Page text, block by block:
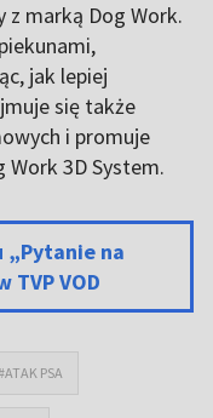
z marką Dog Work.
jak lepiej
się także
i promuje
3D System.
„Pytanie na
TVP VOD
PSA